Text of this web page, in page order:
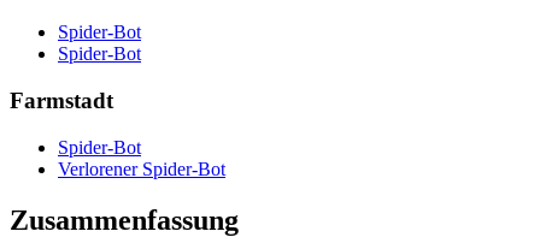
Spider-Bot
Spider-Bot
Farmstadt
Spider-Bot
Verlorener Spider-Bot
Zusammenfassung